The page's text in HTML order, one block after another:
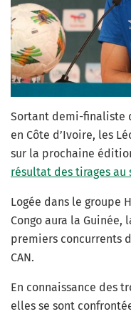
Sortant demi-finaliste
en Côte d’Ivoire, les
sur la prochaine
résultat des tirages
Logée dans le groupe
Congo aura la Guinée,
premiers concurrents
CAN.
En connaissance des
elles se sont